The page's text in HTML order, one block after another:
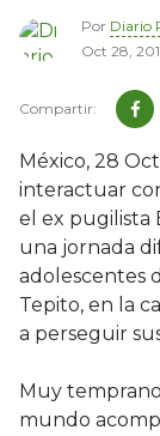
Por Diario
Oct 28,
México, 28
interactuar
el ex pugilista
una jornada
adolescentes
Tepito, en la
a perseguir
Muy
mundo